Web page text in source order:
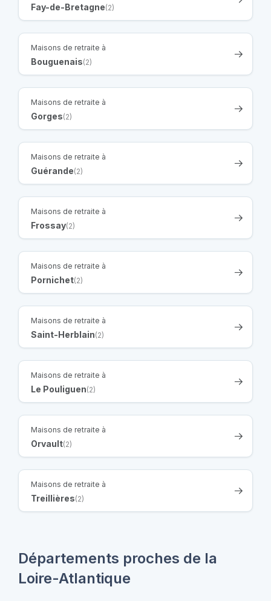
Fay-de-Bretagne(2)
Maisons de retraite à
Bouguenais(2)
Maisons de retraite à
Gorges(2)
Maisons de retraite à
Guérande(2)
Maisons de retraite à
Frossay(2)
Maisons de retraite à
Pornichet(2)
Maisons de retraite à
Saint-Herblain(2)
Maisons de retraite à
Le Pouliguen(2)
Maisons de retraite à
Orvault(2)
Maisons de retraite à
Treillières(2)
Départements proches de la
Loire-Atlantique